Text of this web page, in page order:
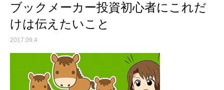
ブックメーカー投資初心者にこれだ
けは伝えたいこと
2017.09.4